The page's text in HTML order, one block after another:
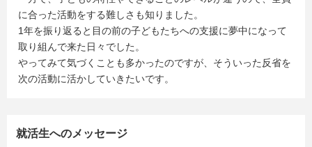
に合った活動をする難しさも知りました。
1年を振り返ると目の前の子どもたちへの支援に夢中になって
取り組んで来た日々でした。
やってみて気づくことも多かったのですが、そういった反省を
次の活動に活かしていきたいです。
就活生へのメッセージ